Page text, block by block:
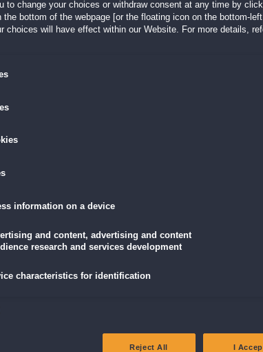
Zusätzliche Mahjong-Spiele
Bezaubernde Hintergrundbilder
Lade dir das Spiel jetzt herunter und
Meeres! Hier liegt die versunkene Stadt Atlantis, voller
deine Kartenspiel-Talente unter Beweis und löse ein
zu erkunden. Verwunschene Schlösser, innovative
to change your choices or withdraw consent at any time by
the bottom of the webpage [or the floating icon on the bottom-
choices will have effect within our Website. For more details,
information on a device
and content, advertising and content
research and services development
characteristics for identification
and detect fraud, and fix errors
Reject All I